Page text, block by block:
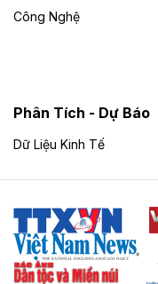
UBND TP Đồng Nai
đất để đầu tư khu
Đề xuất hỗ trợ
Thái Nguyên -
Thái Nguyên và các
với hệ thống cửa
Theo baodautu.vn
Công Nghệ
Phân Tích - Dự Báo
Dữ Liệu Kinh Tế